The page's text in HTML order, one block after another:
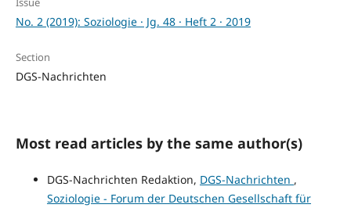
No. 2 (2019): Soziologie · Jg. 48 · Heft 2 · 2019
Section
DGS-Nachrichten
Most read articles by the same author(s)
DGS-Nachrichten Redaktion, DGS-Nachrichten ,
Soziologie - Forum der Deutschen Gesellschaft für